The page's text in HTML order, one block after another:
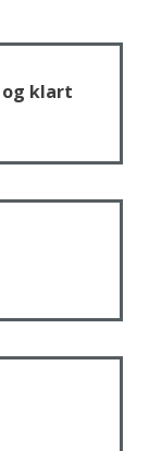
og klart